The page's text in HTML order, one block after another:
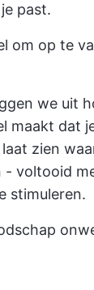
past.
om op te
we uit
maakt dat
zien
- voltooid
stimuleren.